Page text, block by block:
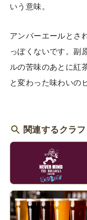
いう意味。
アンバーエールとさ
っぽくないです。副
ルの苦味のあとに紅
と変わった味わいの
関連するクラ